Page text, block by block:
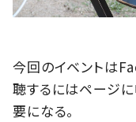
今回のイベントは
聴するにはページに
要になる。